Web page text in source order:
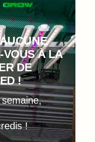
VOUS À LA
DE
!
!